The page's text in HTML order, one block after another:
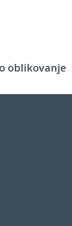
oblikovanje